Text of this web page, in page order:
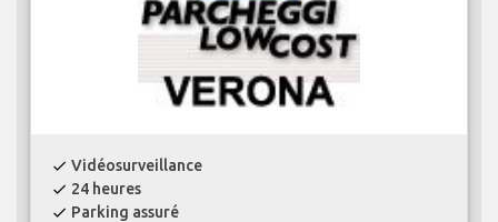
check Vidéosurveillance
check 24 heures
check Parking assuré